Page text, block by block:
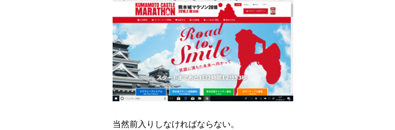
当然前入りしなければならない。